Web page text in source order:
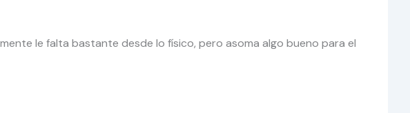
le falta bastante desde lo físico, pero asoma algo bueno para el